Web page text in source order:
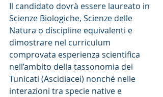
Il candidato dovrà essere laureato in
Scienze Biologiche, Scienze delle
Natura o discipline equivalenti e
dimostrare nel curriculum
comprovata esperienza scientifica
nell’ambito della tassonomia dei
Tunicati (Ascidiacei) nonché nelle
interazioni tra specie native e